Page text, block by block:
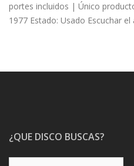
portes incluidos | Único
1977 Estado: Usado Escuchar
¿QUE DISCO BUSCAS?